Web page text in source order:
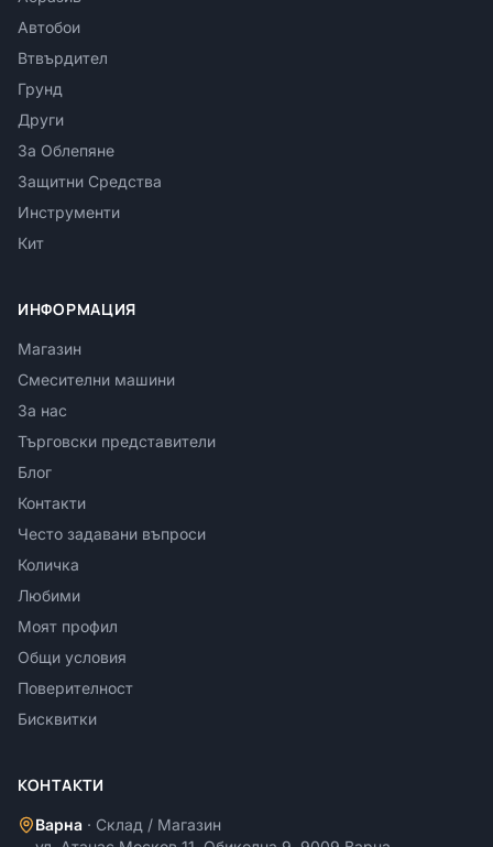
Автобои
Втвърдител
Грунд
Други
За Облепяне
Защитни Средства
Инструменти
Кит
ИНФОРМАЦИЯ
Магазин
Смесителни машини
За нас
Търговски представители
Блог
Контакти
Често задавани въпроси
Количка
Любими
Моят профил
Общи условия
Поверителност
Бисквитки
КОНТАКТИ
Варна · Склад / Магазин